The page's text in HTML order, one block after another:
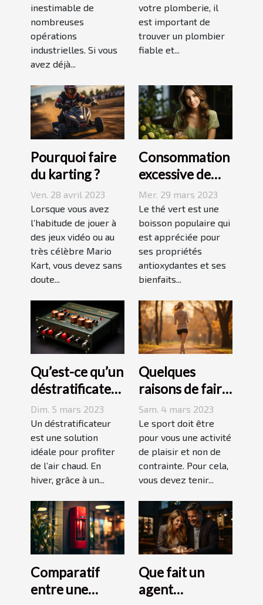
inestimable de
nombreuses
opérations
industrielles. Si vous
avez déjà...
votre plomberie, il
est important de
trouver un plombier
fiable et...
Pourquoi faire
du karting ?
Ven. 28 avril 2023
Lorsque vous avez
l’habitude de jouer à
des jeux vidéo ou au
très célèbre Mario
Kart, vous devez sans
doute...
Consommation
excessive de
thé vert : quels
sont les
dangers pour la
peau ?
Mer. 29 mars 2023
Le thé vert est une
boisson populaire qui
est appréciée pour
ses propriétés
antioxydantes et ses
bienfaits...
Qu’est-ce qu’un
déstratificateur
?
Dim. 5 mars 2023
Un déstratificateur
est une solution
idéale pour profiter
de l’air chaud. En
hiver, grâce à un...
Quelques
raisons de faire
du sport
Sam. 4 mars 2023
Le sport doit être
pour vous une activité
de plaisir et non de
contrainte. Pour cela,
vous devez tenir...
Comparatif
entre une
Que fait un
agent